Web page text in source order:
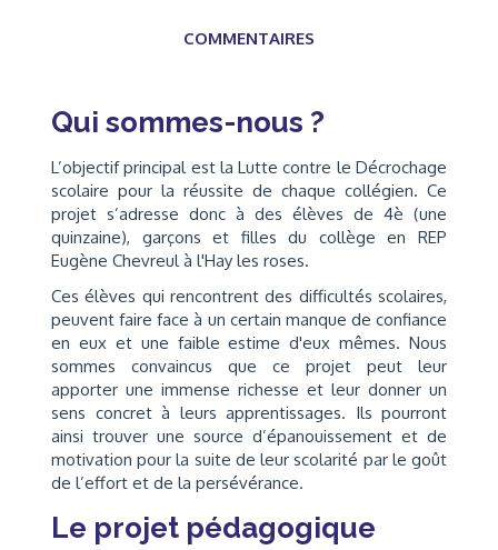
COMMENTAIRES
Qui sommes-nous ?
L’objectif principal est la Lutte contre le Décrochage
scolaire pour la réussite de chaque collégien. Ce
projet s’adresse donc à des élèves de 4è (une
quinzaine), garçons et filles du collège en REP
Eugène Chevreul à l'Hay les roses.
Ces élèves qui rencontrent des difficultés scolaires,
peuvent faire face à un certain manque de confiance
en eux et une faible estime d'eux mêmes. Nous
sommes convaincus que ce projet peut leur
apporter une immense richesse et leur donner un
sens concret à leurs apprentissages. Ils pourront
ainsi trouver une source d’épanouissement et de
motivation pour la suite de leur scolarité par le goût
de l’effort et de la persévérance.
Le projet pédagogique